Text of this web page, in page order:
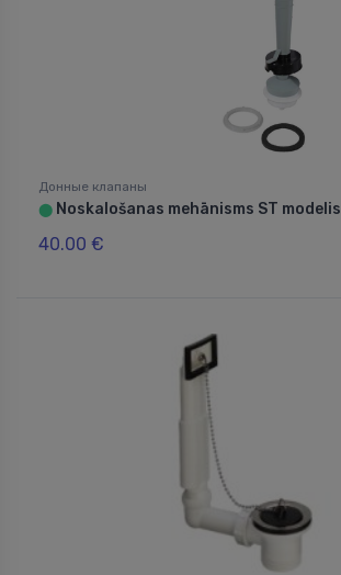
Донные клапаны
⬤ Noskalošanas mehānisms ST modelis
40.00 €